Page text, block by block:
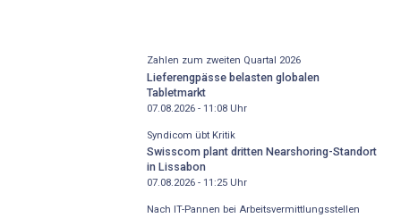
Zahlen zum zweiten Quartal 2026
Lieferengpässe belasten globalen
Tabletmarkt
07.08.2026 - 11:08Uhr
Syndicom übt Kritik
Swisscom plant dritten Nearshoring-Standort
in Lissabon
07.08.2026 - 11:25Uhr
Nach IT-Pannen bei Arbeitsvermittlungsstellen